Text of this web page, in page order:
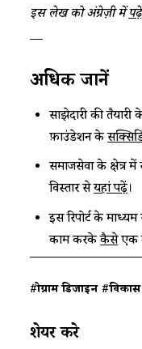
इस लेख को अंग्रेज़ी मेंपढ़ें
—
अधिकजानें
साझेदारी की
फ़ाउंडेशन के
समाजसेवा के क्षेत्र में
विस्तार सेयहां पढ़ें।
इस रिपोर्ट के
काम करकेकैसेएक
#प्रोग्राम डिजाइन
शेयर करे